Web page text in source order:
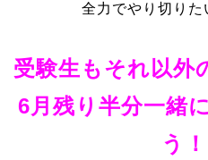
全力でやり切りた
受験生もそれ以外
6月残り半分一緒
う！